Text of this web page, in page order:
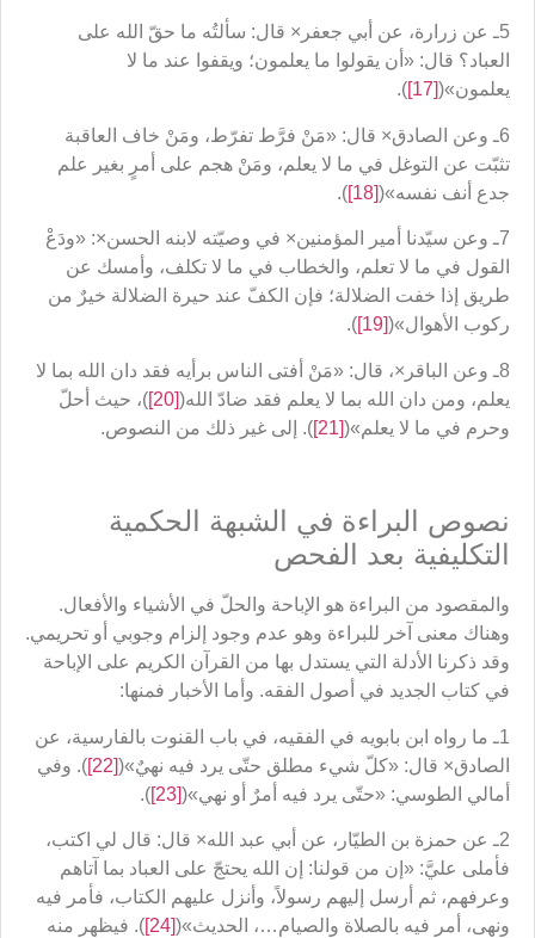
5ـ عن زرارة، عن أبي جعفر× قال: سألتُه ما حقّ الله على
العباد؟ قال: «أن يقولوا ما يعلمون؛ ويقفوا عند ما لا
يعلمون»([17]
).
6ـ وعن الصادق× قال: «مَنْ فرَّط تفرّط، ومَنْ خاف العاقبة
تثبّت عن التوغل في ما لا يعلم، ومَنْ هجم على أمرٍ بغير علم
جدع أنف نفسه»([18]
).
7ـ وعن سيّدنا أمير المؤمنين× في وصيّته لابنه الحسن×: «ودَعْ
القول في ما لا تعلم، والخطاب في ما لا تكلف، وأمسك عن
طريق إذا خفت الضلالة؛ فإن الكفّ عند حيرة الضلالة خيرٌ من
ركوب الأهوال»([19]
).
8ـ وعن الباقر×، قال: «مَنْ أفتى الناس برأيه فقد دان الله بما لا
يعلم، ومن دان الله بما لا يعلم فقد ضادّ الله([20]
)، حيث أحلّ
وحرم في ما لا يعلم»([21] ). إلى غير ذلك من النصوص.
نصوص البراءة في الشبهة الحكمية
التكليفية بعد الفحص
والمقصود من البراءة هو الإباحة والحلّ في الأشياء والأفعال.
وهناك معنى آخر للبراءة وهو عدم وجود إلزام وجوبي أو تحريمي.
وقد ذكرنا الأدلة التي يستدل بها من القرآن الكريم على الإباحة
في كتاب الجديد في أصول الفقه. وأما الأخبار فمنها:
1ـ ما رواه ابن بابويه في الفقيه، في باب القنوت بالفارسية، عن
الصادق× قال: «كلّ شيء مطلق حتّى يرد فيه نهيٌ»([22]
). وفي
أمالي الطوسي: «حتّى يرد فيه أمرٌ أو نهي»([23]
).
2ـ عن حمزة بن الطيّار، عن أبي عبد الله× قال: قال لي اكتب،
فأملى عليَّ: «إن من قولنا: إن الله يحتجّ على العباد بما آتاهم
وعرفهم، ثم أرسل إليهم رسولاً، وأنزل عليهم الكتاب، فأمر فيه
ونهى، أمر فيه بالصلاة والصيام…، الحديث»([24]
). فيظهر منه